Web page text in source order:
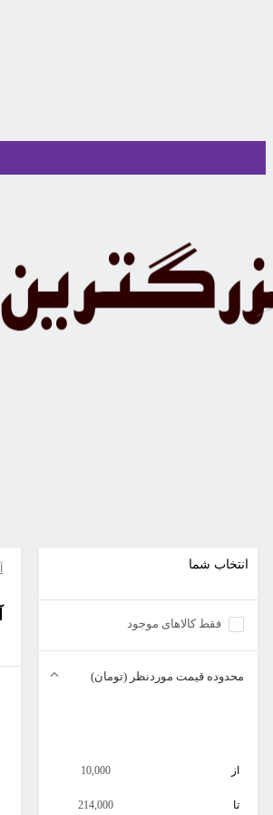
انتخاب شما
فقط کالاهای موجود
محدوده قیمت موردنظر (تومان)
از 10,000
تا 214,000